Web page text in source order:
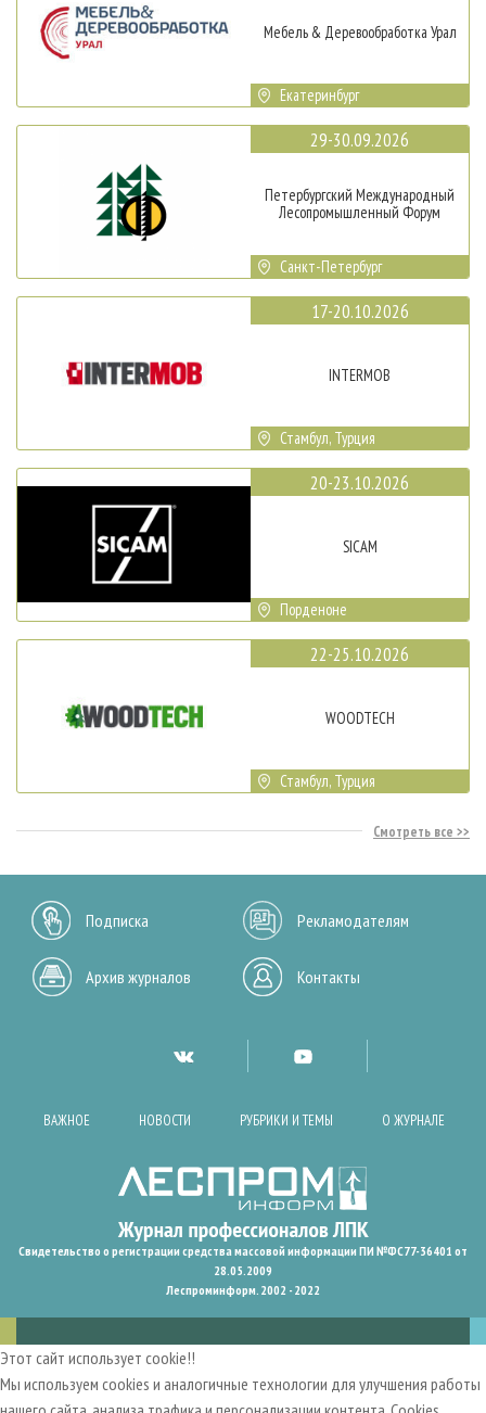
Мебель & Деревообработка Урал
Екатеринбург
29-30.09.2026
Петербургский Международный
Лесопромышленный Форум
Санкт-Петербург
17-20.10.2026
INTERMOB
Стамбул, Турция
20-23.10.2026
SICAM
Порденоне
22-25.10.2026
WOODTECH
Стамбул, Турция
Смотреть все
Подписка Рекламодателям
Архив журналов Контакты
ВАЖНОЕ НОВОСТИ РУБРИКИ И ТЕМЫ О ЖУРНАЛЕ
Свидетельство о регистрации средства массовой информации ПИ №ФС77-36401 от
28.05.2009
Леспроминформ. 2002 - 2022
Этот сайт использует cookie!!
Мы используем cookies и аналогичные технологии для улучшения работы